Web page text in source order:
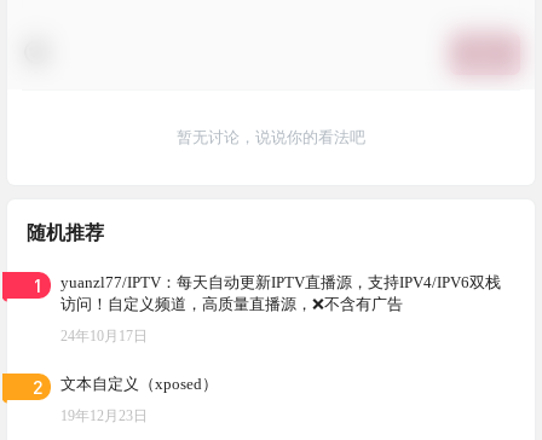
暂无讨论，说说你的看法吧
随机推荐
1
yuanzl77/IPTV：每天自动更新IPTV直播源，支持IPV4/IPV6双栈
访问！自定义频道，高质量直播源，❌不含有广告
24年10月17日
2 文本自定义（xposed）
19年12月23日